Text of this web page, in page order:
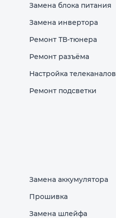
Замена блока питания
Замена инвертора
Ремонт ТВ-тюнера
Ремонт разъёма
Настройка телеканалов
Ремонт подсветки
Замена аккумулятора
Прошивка
Замена шлейфа